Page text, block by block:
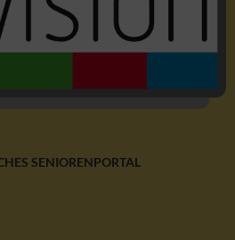
SENIORENPORTAL